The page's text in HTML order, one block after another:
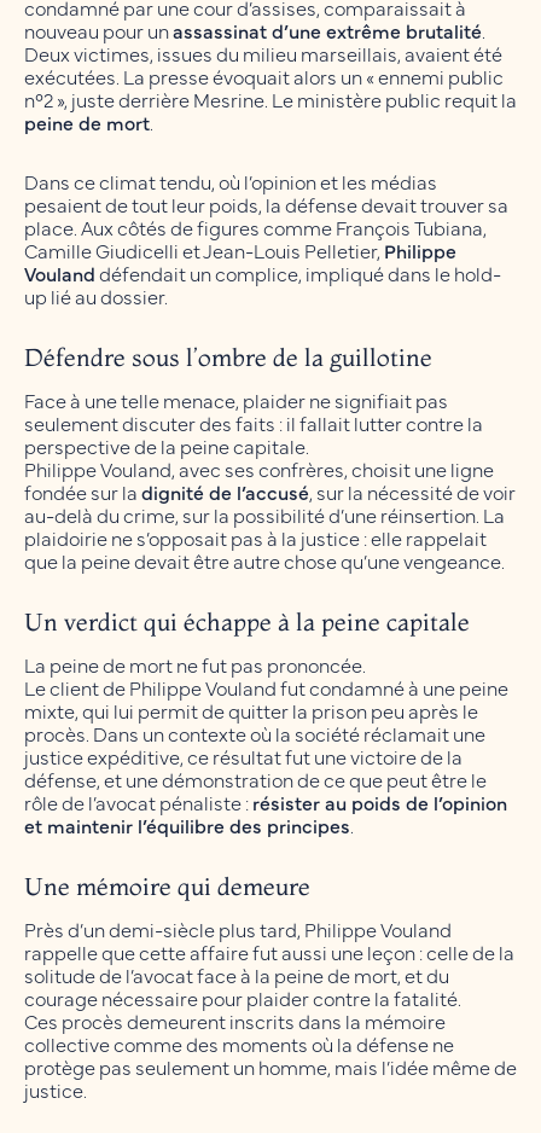
condamné par une cour d’assises, comparaissait à
nouveau pour unassassinat d’une extrême brutalité
Deux victimes, issues du milieu marseillais, avaient été
exécutées. La presse évoquait alors un « ennemi public
n°2 », juste derrière Mesrine. Le ministère public requit la
peine de mort
Dans ce climat tendu, où l’opinion et les médias
pesaient de tout leur poids, la défense devait trouver sa
place. Aux côtés de figures comme François Tubiana,
Camille Giudicelli et Jean-Louis Pelletier,Philippe
Voulanddéfendait un complice, impliqué dans le hold-
up lié au dossier.
Défendre sous l’ombre de la guillotine
Face à une telle menace, plaider ne signifiait pas
seulement discuter des faits : il fallait lutter contre la
perspective de la peine capitale.
Philippe Vouland, avec ses confrères, choisit une ligne
fondée sur ladignité de l’accusé, sur la nécessité de voir
au-delà du crime, sur la possibilité d’une réinsertion. La
plaidoirie ne s’opposait pas à la justice : elle rappelait
que la peine devait être autre chose qu’une vengeance.
Un verdict qui échappe à la peine capitale
La peine de mort ne fut pas prononcée.
Le client de Philippe Vouland fut condamné à une peine
mixte, qui lui permit de quitter la prison peu après le
procès. Dans un contexte où la société réclamait une
justice expéditive, ce résultat fut une victoire de la
défense, et une démonstration de ce que peut être le
rôle de l’avocat pénaliste :résister au poids de l’opinion
et maintenir l’équilibre des principes
Une mémoire qui demeure
Près d’un demi-siècle plus tard, Philippe Vouland
rappelle que cette affaire fut aussi une leçon : celle de la
solitude de l’avocat face à la peine de mort, et du
courage nécessaire pour plaider contre la fatalité.
Ces procès demeurent inscrits dans la mémoire
collective comme des moments où la défense ne
protège pas seulement un homme, mais l’idée même de
justice.